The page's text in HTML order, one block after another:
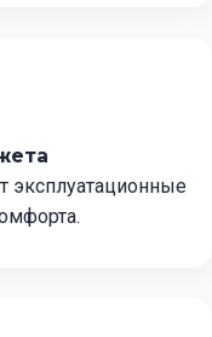
эксплуатационные